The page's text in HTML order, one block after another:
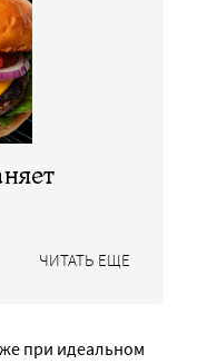
ЧИТАТЬ ЕЩЕ
при идеальном